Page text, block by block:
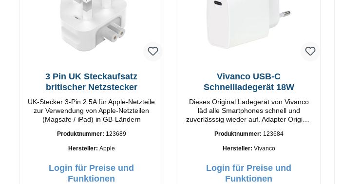
3 Pin UK Steckaufsatz
britischer Netzstecker
UK-Stecker 3-Pin 2.5A für Apple-Netzteile
zur Verwendung von Apple-Netzteilen
(Magsafe / iPad) in GB-Ländern
Produktnummer: 123689
Hersteller: Apple
Login für Preise und
Funktionen
Vivanco USB-C
Schnellladegerät 18W
Dieses Original Ladegerät von Vivanco
läd alle Smartphones schnell und
zuverlässsig wieder auf. Adapter Original
Anschlüsse: USB-C Output: 18W Farbe:
Weiss
Produktnummer: 123684
Hersteller: Vivanco
Login für Preise und
Funktionen